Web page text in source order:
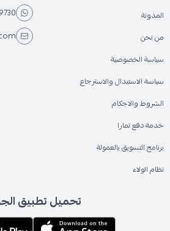
المدونة
من نحن
سياسة الخصوصية
سياسة الاستبدال والاسترجاع
الشروط والاحكام
خدمة دفع تمارا
برنامج التسويق بالعمولة
نظام الولاء
تحميل تطبيق